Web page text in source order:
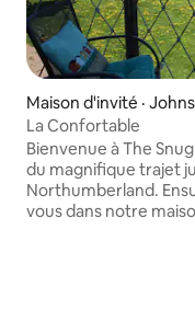
Maison d'invité ·
oint
La Confortable
Bienvenue à The Snug ! Profitez
du magnifique trajet
Northumberland. Ensuite, détendez-
vous dans notre